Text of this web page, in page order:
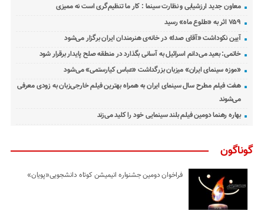
معاون جدید ارزشیابی و نظارت سینما : کار ما تنظیم‌گری است نه ممیزی
۷۵۹ اثر به «طلوع ماه» رسید
آیین نکوداشت «آقای صدا» در خانه‌ی هنرمندان ایران برگزار می‌شود
خاتمی: بعید می‌دانم اسرائیل به آسانی بگذارد در منطقه صلح پایدار برقرار شود
«موزه سینمای ایران» میزبان بزرگداشت «عباس کیارستمی» می‌شود
هفت فیلم مطرح سال سینمای ایران به همراه بهترین فیلم خارجی‌زبان به زودی معرفی
می‌شوند
بهاره رهنما دومین فیلم بلند سینمایی خود را کلید می‌زند
گوناگون
فراخوان دومین جشنواره انیمیشن کوتاه دانشجویی«پویان»